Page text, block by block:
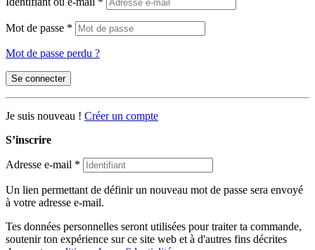
Mot de passe *
Mot de passe perdu ?
Se connecter
Je suis nouveau ! Créer un compte
S’inscrire
Adresse e-mail *
Un lien permettant de définir un nouveau mot de passe sera envoyé
à votre adresse e-mail.
Tes données personnelles seront utilisées pour traiter ta commande,
soutenir ton expérience sur ce site web et à d'autres fins décrites